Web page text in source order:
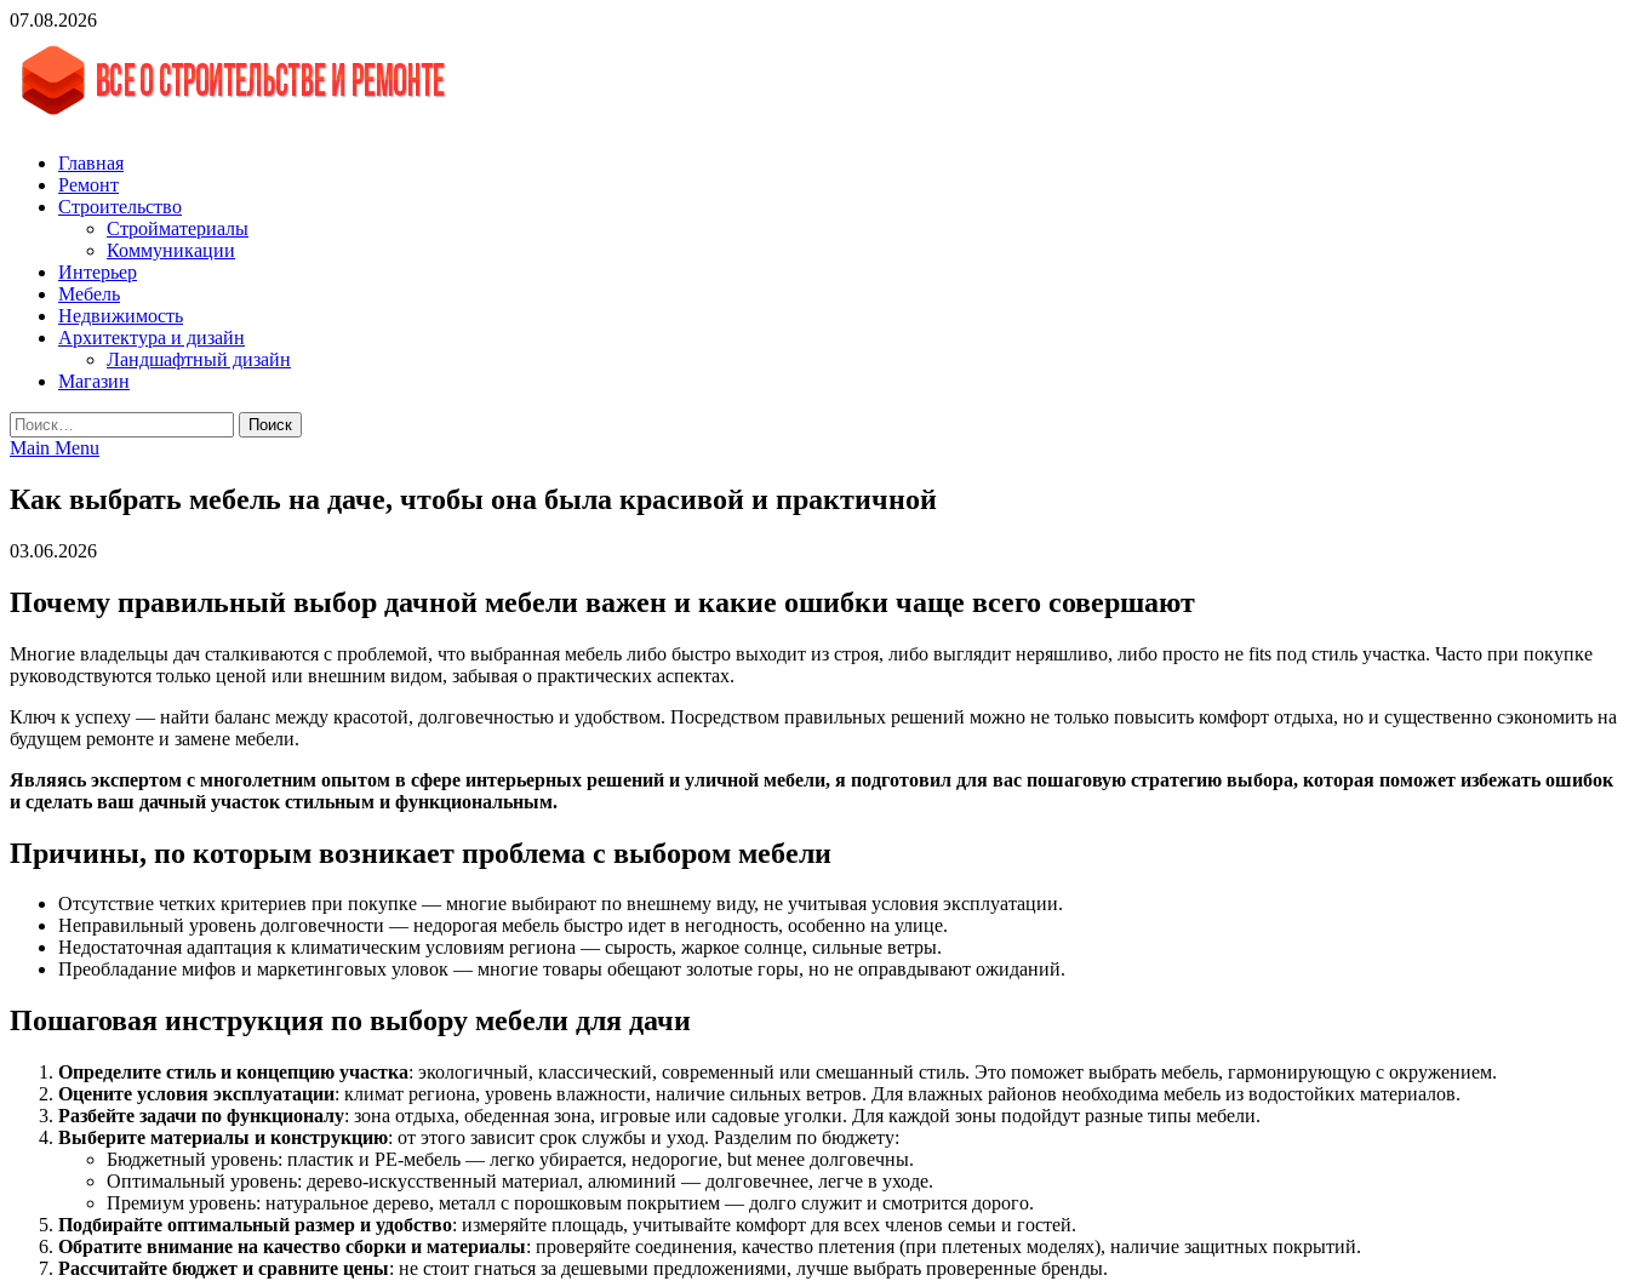
Skip
content
07.08.2026
vgasa.ru
Строительный журнал. Всё о строительстве и ремонтах
Главная
Ремонт
Строительство
Стройматериалы
Коммуникации
Интерьер
Мебель
Недвижимость
Архитектура и дизайн
Ландшафтный дизайн
Магазин
Найти:
Main Menu
Как выбрать мебель на даче, чтобы она была красивой и практичной
03.06.2026
Почему правильный выбор дачной мебели важен и какие ошибки чаще всего совершают
Многие владельцы дач сталкиваются с проблемой, что выбранная мебель либо быстро выходит из строя, либо выглядит неряшливо, либо просто не fits под стиль участка. Часто при покупке
руководствуются только ценой или внешним видом, забывая о практических аспектах.
Ключ к успеху — найти баланс между красотой, долговечностью и удобством. Посредством правильных решений можно не только повысить комфорт отдыха, но и существенно сэкономить на
будущем ремонте и замене мебели.
Являясь экспертом с многолетним опытом в сфере интерьерных решений и уличной мебели, я подготовил для вас пошаговую стратегию выбора, которая поможет избежать ошибок
и сделать ваш дачный участок стильным и функциональным.
Причины, по которым возникает проблема с выбором мебели
Отсутствие четких критериев при покупке — многие выбирают по внешнему виду, не учитывая условия эксплуатации.
Неправильный уровень долговечности — недорогая мебель быстро идет в негодность, особенно на улице.
Недостаточная адаптация к климатическим условиям региона — сырость, жаркое солнце, сильные ветры.
Преобладание мифов и маркетинговых уловок — многие товары обещают золотые горы, но не оправдывают ожиданий.
Пошаговая инструкция по выбору мебели для дачи
Определите стиль и концепцию участка: экологичный, классический, современный или смешанный стиль. Это поможет выбрать мебель, гармонирующую с окружением.
Оцените условия эксплуатации: климат региона, уровень влажности, наличие сильных ветров. Для влажных районов необходима мебель из водостойких материалов.
Разбейте задачи по функционалу: зона отдыха, обеденная зона, игровые или садовые уголки. Для каждой зоны подойдут разные типы мебели.
Выберите материалы и конструкцию: от этого зависит срок службы и уход. Разделим по бюджету:
Бюджетный уровень: пластик и PE-мебель — легко убирается, недорогие, but менее долговечны.
Оптимальный уровень: дерево-искусственный материал, алюминий — долговечнее, легче в уходе.
Премиум уровень: натуральное дерево, металл с порошковым покрытием — долго служит и смотрится дорого.
Подбирайте оптимальный размер и удобство: измеряйте площадь, учитывайте комфорт для всех членов семьи и гостей.
Обратите внимание на качество сборки и материалы: проверяйте соединения, качество плетения (при плетеных моделях), наличие защитных покрытий.
Рассчитайте бюджет и сравните цены: не стоит гнаться за дешевыми предложениями, лучше выбрать проверенные бренды.